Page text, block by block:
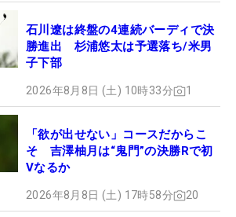
石川遼は終盤の4連続バーディで決
勝進出 杉浦悠太は予選落ち/米男
子下部
2026年8月8日 (土) 10時33分 1
「欲が出せない」コースだからこ
そ 吉澤柚月は“鬼門”の決勝Rで初
Vなるか
2026年8月8日 (土) 17時58分 20